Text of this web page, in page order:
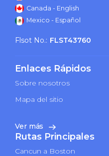
Canada - English
Mexico - Español
Flsot No.: FLST43760
Enlaces Rápidos
Sobre nosotros
Mapa del sitio
Ver más
Rutas Principales
Cancun a Boston